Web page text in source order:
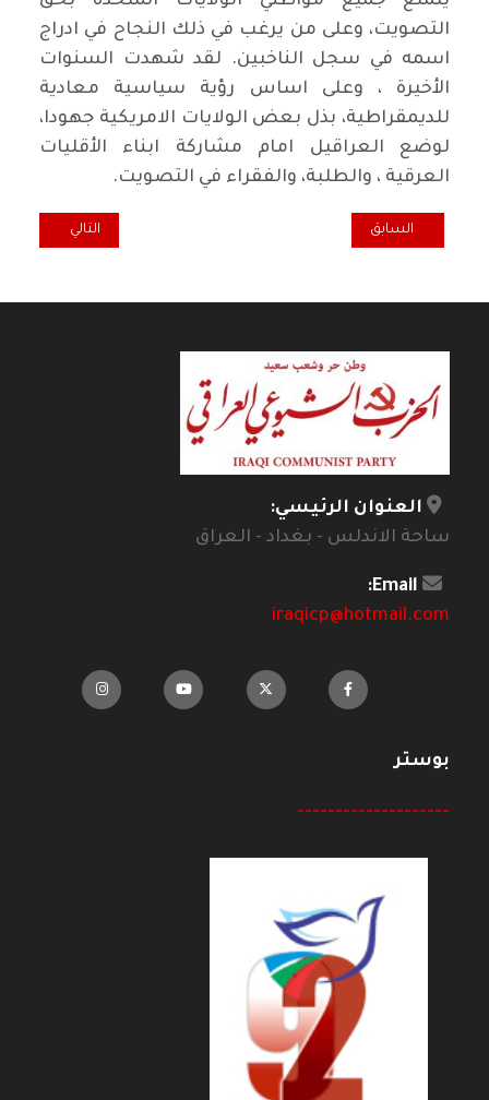
التصويت، وعلى من يرغب في ذلك النجاح في ادراج
اسمه في سجل الناخبين. لقد شهدت السنوات
الأخيرة ، وعلى اساس رؤية سياسية معادية
للديمقراطية، بذل بعض الولايات الامريكية جهودا،
لوضع العراقيل امام مشاركة ابناء الأقليات
العرقية ، والطلبة، والفقراء في التصويت.
المقال السابق: الخصخصة والإصلاحات الإقتصادية.الحلقة الرابعة
السابق المقال التالي: 84 عاما لأجل الدولة المدنية والعدالة الاجتماعية والانتماء للوطن! / يوسف أبو الفوز
التالي
العنوان الرئيسي:
ساحة الاندلس - بغداد - العراق
Email:
iraqicp@hotmail.com
بوستر
--------------------